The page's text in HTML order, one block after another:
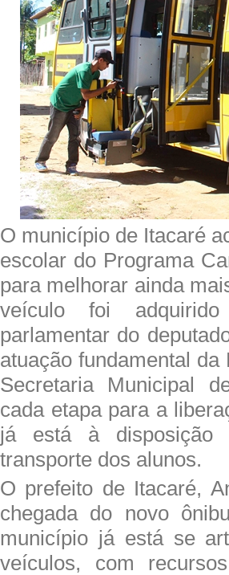
O município de Itacaré
escolar do Programa
para melhorar ainda
veículo foi
parlamentar do
atuação fundamental
Secretaria Municipal
cada etapa para a
já está à disposição
transporte dos alunos.
O prefeito de Itacaré,
chegada do novo
município já está se
veículos, com